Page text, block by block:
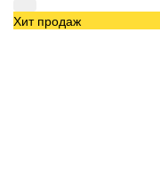
Хит продаж